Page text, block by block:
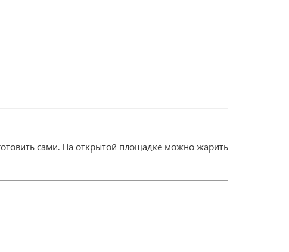
сами. На открытой площадке можно жарить